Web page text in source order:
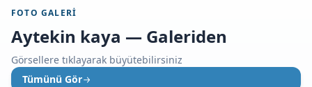
FOTO GALERI
Aytekin kaya — Galeriden
Görsellere tıklayarak büyütebilirsiniz
Tümünü Gör